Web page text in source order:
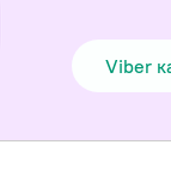
Viber